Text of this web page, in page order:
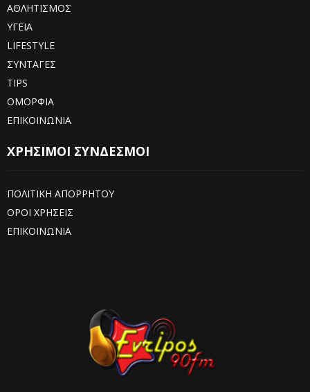
ΑΘΛΗΤΙΣΜΟΣ
ΥΓΕΙΑ
LIFESTYLE
ΣΥΝΤΑΓΕΣ
TIPS
ΟΜΟΡΦΙΑ
ΕΠΙΚΟΙΝΩΝΙΑ
ΧΡΗΣΙΜΟΙ ΣΥΝΔΕΣΜΟΙ
ΠΟΛΙΤΙΚΗ ΑΠΟΡΡΗΤΟΥ
ΟΡΟΙ ΧΡΗΣΕΙΣ
ΕΠΙΚΟΙΝΩΝΙΑ